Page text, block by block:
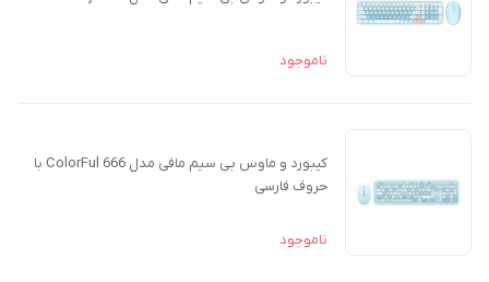
ناموجود
کیبورد و ماوس بی سیم مافی مدل 666 ColorFul با
حروف فارسی
ناموجود